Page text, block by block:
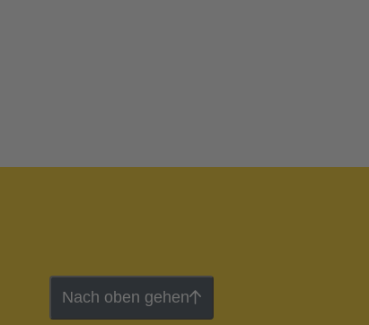
Nach oben gehen